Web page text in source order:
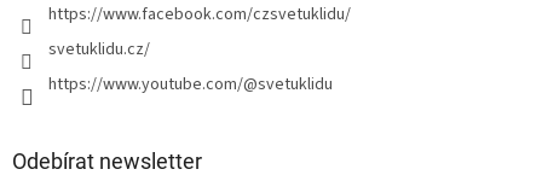
https://www.facebook.com/czsvetuklidu/
svetuklidu.cz/
https://www.youtube.com/@svetuklidu
Odebírat newsletter